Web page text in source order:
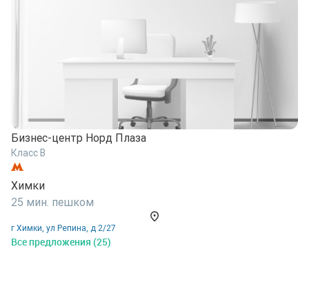
Бизнес-центр Норд Плаза
Класс B
Химки
25 мин. пешком
г Химки, ул Репина, д 2/27
Все предложения (25)